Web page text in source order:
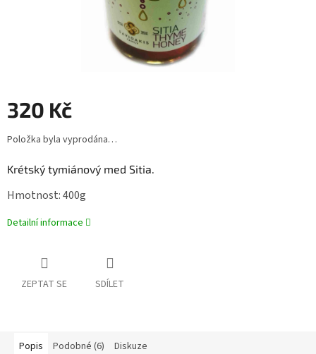
320 Kč
Měrná
cena:
Položka byla vyprodána…
Krétský tymiánový med Sitia.
Hmotnost: 400g
Detailní informace
ZEPTAT SE SDÍLET
Popis Podobné (6) Diskuze